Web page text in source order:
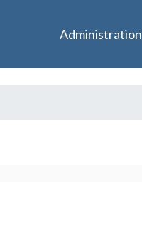
Administration